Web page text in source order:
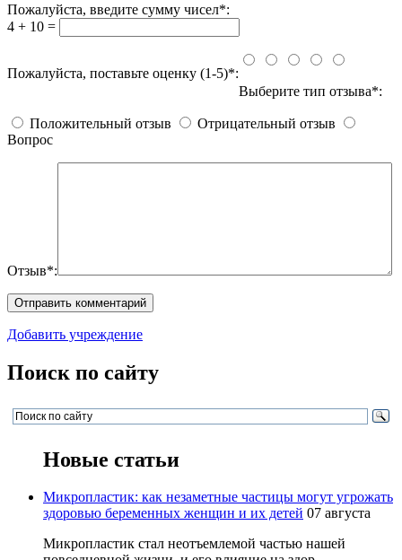
Пожалуйста, введите сумму чисел*:
4 + 10 =
Пожалуйста, поставьте оценку (1-5)*:
Выберите тип отзыва*:
Положительный отзыв
Отрицательный отзыв
Вопрос
Отзыв*:
Добавить учреждение
Поиск по сайту
Новые статьи
Микропластик: как незаметные частицы могут угрожать
здоровью беременных женщин и их детей 07 августа
Микропластик стал неотъемлемой частью нашей